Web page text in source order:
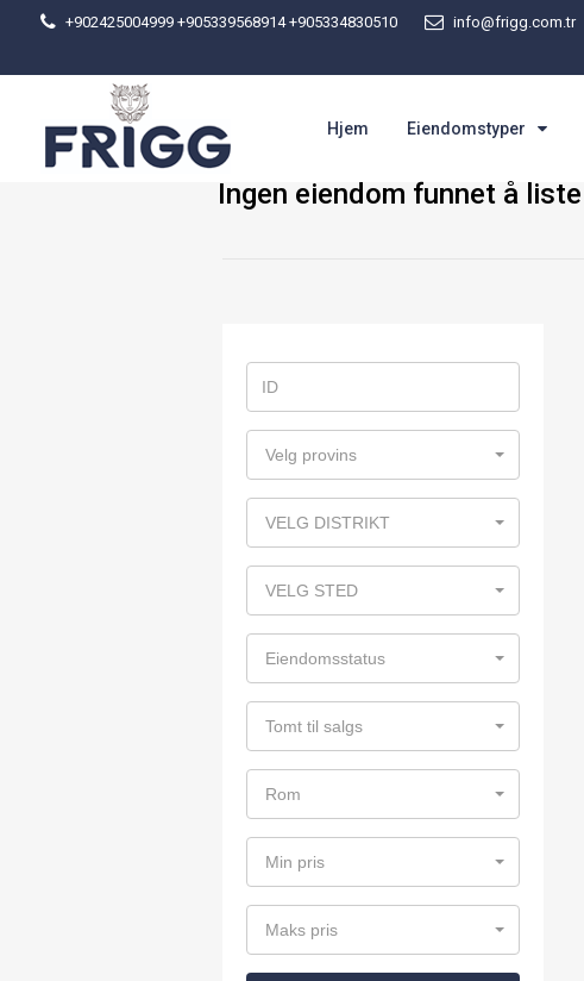
+902425004999 +905339568914 +905334830510 info@frigg.com.tr
Hjem Eiendomstyper
Ingen eiendom funnet å liste
Velg provins
VELG DISTRIKT
VELG STED
Eiendomsstatus
Tomt til salgs
Rom
Min pris
Maks pris